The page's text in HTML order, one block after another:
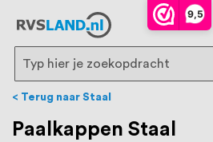
9,5
RVS Land is een écht
bijna 20 jaar ervaring in
voor binnen- en
trapleuningen,
ventilatieroosters en
Search
Terug naar Staal
Paalkappen Staal